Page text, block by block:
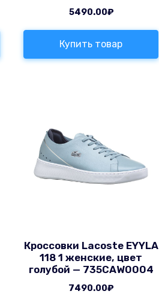
5490.00₽
Купить товар
Кроссовки Lacoste EYYLA
118 1 женские, цвет
голубой — 735CAW0004
7490.00₽